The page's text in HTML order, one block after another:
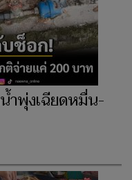
ำพุ่งเฉียดหมื่น-